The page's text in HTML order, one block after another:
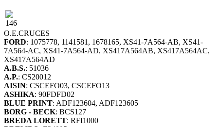
146
O.E.CRUCES
FORD: 1075778, 1141581, 1678165, XS41-7A564-AB, XS41-
7A564-AC, XS41-7A564-AD, XS417A564AB, XS417A564AC,
XS417A564AD
A.B.S.: 51036
A.P.: CS20012
AISIN: CSCEFO03, CSCEFO13
ASHIKA: 90FDFD02
BLUE PRINT: ADF123604, ADF123605
BORG - BECK: BCS127
BREDA LORETT: RFI1000